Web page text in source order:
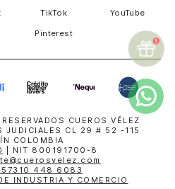
TikTok YouTube
Pinterest
CUEROS VÉLEZ
JUDICIALES CL 29 # 52 -115
COLOMBIA
| NIT 800191700-8
448 6083
INDUSTRIA Y COMERCIO